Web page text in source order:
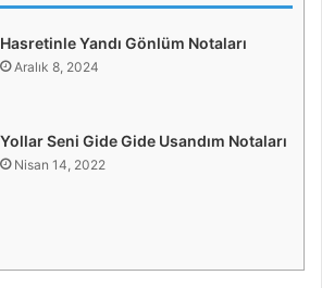
Hasretinle Yandı Gönlüm Notaları
Aralık 8, 2024
Yollar Seni Gide Gide Usandım Notaları
Nisan 14, 2022